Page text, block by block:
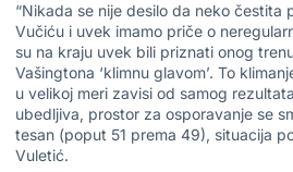
“Nikada se nije desilo da neko čestita
Vučiću i uvek imamo priče o
su na kraju uvek bili priznati onog
Vašingtona ‘klimnu glavom’. To
u velikoj meri zavisi od samog
ubedljiva, prostor za osporavanje se
tesan (poput 51 prema 49), situacija
Vuletić.